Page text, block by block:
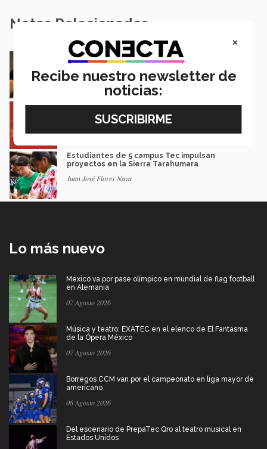
Notas Relacionadas
En la ONU: mexicana y EXATEC representó en
Nueva York a la juventud
Loretta Mariaud y Carlos González
Entre miles: mexicana gana beca de maestría
Erasmus Mundus LIVE
Estudiantes de 5 campus Tec impulsan
proyectos en la Sierra Tarahumara
Juan José Flores Nava
Lo más nuevo
México va por pase olímpico en mundial de flag football
en Alemania
07 Agosto 2026
Música y teatro: EXATEC en el elenco de El Fantasma
de la Ópera México
07 Agosto 2026
Borregos CCM van por el campeonato en liga mayor de
americano
06 Agosto 2026
Del escenario de PrepaTec Qro al teatro musical en
Estados Unidos
×
Recibe nuestro newsletter de
noticias: